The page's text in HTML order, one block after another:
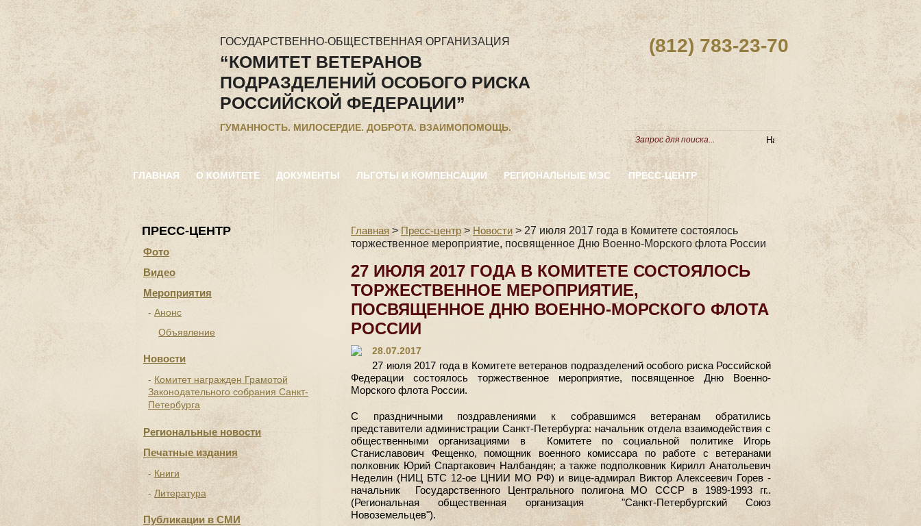
ГОСУДАРСТВЕННО-ОБЩЕСТВЕННАЯ ОРГАНИЗАЦИЯ
“КОМИТЕТ ВЕТЕРАНОВ
ПОДРАЗДЕЛЕНИЙ ОСОБОГО РИСКА
РОССИЙСКОЙ ФЕДЕРАЦИИ”
ГУМАННОСТЬ. МИЛОСЕРДИЕ. ДОБРОТА. ВЗАИМОПОМОЩЬ.
(812) 783-23-70
ГЛАВНАЯ О КОМИТЕТЕ ДОКУМЕНТЫ ЛЬГОТЫ И КОМПЕНСАЦИИ РЕГИОНАЛЬНЫЕ МЭС ПРЕСС-ЦЕНТР
ПРЕСС-ЦЕНТР
Фото
Видео
Мероприятия
Анонс
Объявление
Новости
Комитет награжден Грамотой
Законодательного собрания Санкт-
Петербурга
Региональные новости
Печатные издания
Книги
Литература
Публикации в СМИ
Главная > Пресс-центр > Новости > 27 июля 2017 года в Комитете состоялось
торжественное мероприятие, посвященное Дню Военно-Морского флота России
27 ИЮЛЯ 2017 ГОДА В КОМИТЕТЕ СОСТОЯЛОСЬ
ТОРЖЕСТВЕННОЕ МЕРОПРИЯТИЕ,
ПОСВЯЩЕННОЕ ДНЮ ВОЕННО-МОРСКОГО ФЛОТА
РОССИИ
28.07.2017
27 июля 2017 года в Комитете ветеранов подразделений особого риска Российской
Федерации состоялось торжественное мероприятие, посвященное Дню Военно-
Морского флота России.
С праздничными поздравлениями к собравшимся ветеранам обратились
представители администрации Санкт-Петербурга: начальник отдела взаимодействия с
общественными организациями в Комитете по социальной политике Игорь
Станиславович Фещенко, помощник военного комиссара по работе с ветеранами
полковник Юрий Спартакович Налбандян; а также подполковник Кирилл Анатольевич
Неделин (НИЦ БТС 12-ое ЦНИИ МО РФ) и вице-адмирал Виктор Алексеевич Горев -
начальник Государственного Центрального полигона МО СССР в 1989-1993 гг..
(Региональная общественная организация "Санкт-Петербургский Союз
Новоземельцев").